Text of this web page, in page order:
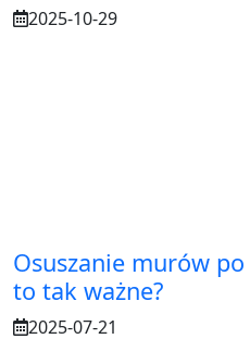
2025-10-29
Osuszanie murów
to tak ważne?
2025-07-21